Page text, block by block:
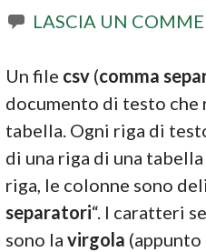
LASCIA UN
Un file csv (comma
documento di testo che
tabella. Ogni riga di
di una riga di una
riga, le colonne sono
separatori“. I caratteri
sono lavirgola (appunto